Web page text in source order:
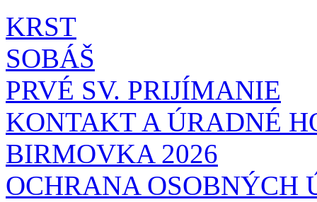
KRST
SOBÁŠ
PRVÉ SV. PRIJÍMANIE
KONTAKT A ÚRADNÉ
BIRMOVKA 2026
OCHRANA OSOBNÝCH